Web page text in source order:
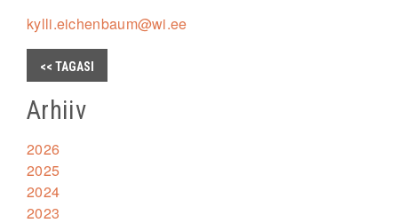
kylli.eichenbaum@wi.ee
<< TAGASI
Arhiiv
2026
2025
2024
2023